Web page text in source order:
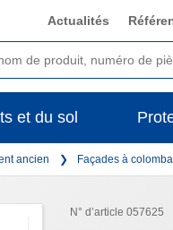
Actualités
et du sol
ancien Façades à
N° d’article 057625